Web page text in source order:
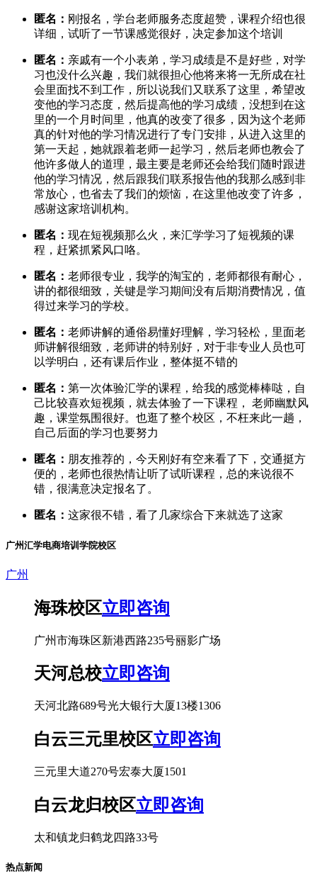
匿名： 刚报名，学台老师服务态度超赞，课程介绍也很
详细，试听了一节课感觉很好，决定参加这个培训
匿名： 亲戚有一个小表弟，学习成绩是不是好些，对学
习也没什么兴趣，我们就很担心他将来将一无所成在社
会里面找不到工作，所以说我们又联系了这里，希望改
变他的学习态度，然后提高他的学习成绩，没想到在这
里的一个月时间里，他真的改变了很多，因为这个老师
真的针对他的学习情况进行了专门安排，从进入这里的
第一天起，她就跟着老师一起学习，然后老师也教会了
他许多做人的道理，最主要是老师还会给我们随时跟进
他的学习情况，然后跟我们联系报告他的我那么感到非
常放心，也省去了我们的烦恼，在这里他改变了许多，
感谢这家培训机构。
匿名： 现在短视频那么火，来汇学学习了短视频的课
程，赶紧抓紧风口咯。
匿名： 老师很专业，我学的淘宝的，老师都很有耐心，
讲的都很细致，关键是学习期间没有后期消费情况，值
得过来学习的学校。
匿名： 老师讲解的通俗易懂好理解，学习轻松，里面老
师讲解很细致，老师讲的特别好，对于非专业人员也可
以学明白，还有课后作业，整体挺不错的
匿名： 第一次体验汇学的课程，给我的感觉棒棒哒，自
己比较喜欢短视频，就去体验了一下课程， 老师幽默风
趣，课堂氛围很好。也逛了整个校区，不枉来此一趟，
自己后面的学习也要努力
匿名： 朋友推荐的，今天刚好有空来看了下，交通挺方
便的，老师也很热情让听了试听课程，总的来说很不
错，很满意决定报名了。
匿名： 这家很不错，看了几家综合下来就选了这家
广州汇学电商培训学院校区
广州
海珠校区立即咨询
广州市海珠区新港西路235号丽影广场
天河总校立即咨询
天河北路689号光大银行大厦13楼1306
白云三元里校区立即咨询
三元里大道270号宏泰大厦1501
白云龙归校区立即咨询
太和镇龙归鹤龙四路33号
热点新闻